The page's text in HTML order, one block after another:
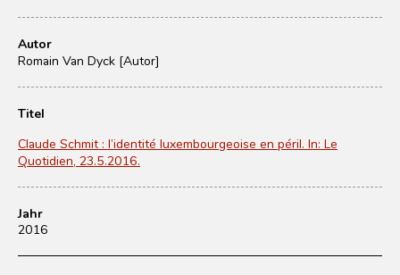
Autor
Romain Van Dyck [Autor]
Titel
Claude Schmit : l’identité luxembourgeoise en péril. In: Le
Quotidien, 23.5.2016.
Jahr
2016